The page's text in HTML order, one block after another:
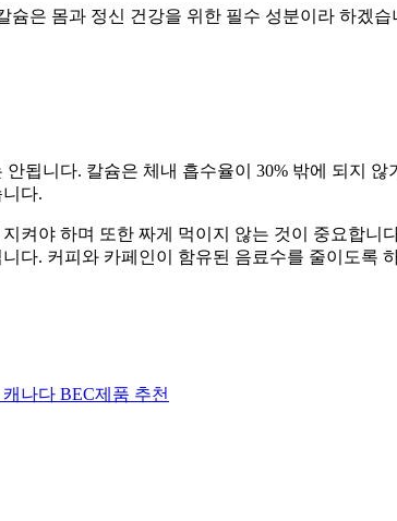
은 몸과 정신 건강을 위한 필수 성분이라 하겠습
됩니다. 칼슘은 체내 흡수율이 30% 밖에 되지
다.
켜야 하며 또한 짜게 먹이지 않는 것이 중요합니
다. 커피와 카페인이 함유된 음료수를 줄이도록
나다 BEC제품 추천